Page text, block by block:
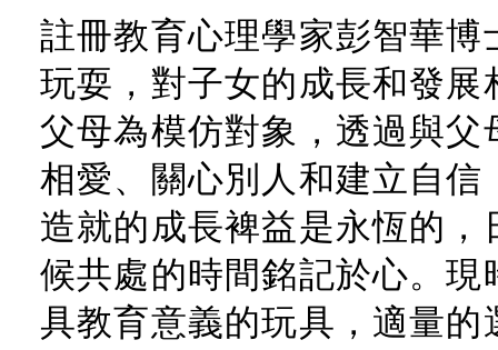
註冊教育心理學家彭智華
玩耍，對子女的成長和發
父母為模仿對象，透過與
相愛、關心別人和建立自
造就的成長裨益是永恆的
候共處的時間銘記於心。
具教育意義的玩具，適量